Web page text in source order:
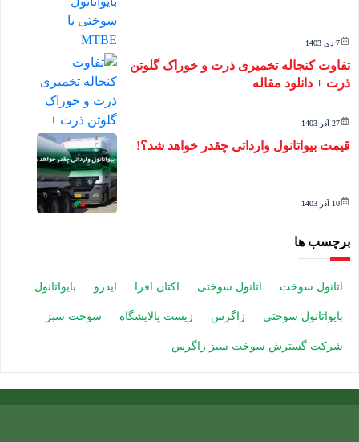
7 دی 1403
تفاوت کنجاله تخمیری ذرت و خوراک گلوتن
ذرت + دانلود مقاله
27 آذر 1403
قیمت بیواتانول وارداتی چقدر خواهد شد؟!
10 آذر 1403
برچسب ها
اتانول سوخت اتانول سوختی اکتان افزا ایدرو بایواتانول
بایواتانول سوختی زاگرس زیست پالایشگاه سوخت سبز
شرکت گسترش سوخت سبز زاگرس